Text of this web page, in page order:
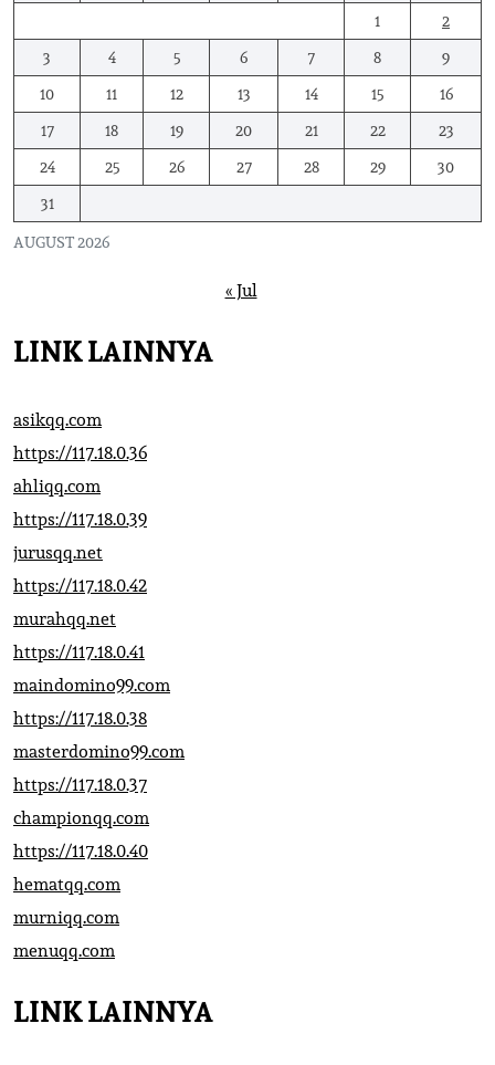
AUGUST 2026
1
2
3
4 5 6 7 8
9
10
11 12 13 14 15
16
17
18 19 20 21 22
23
24
25 26 27 28 29
30
31
« Jul
LINK LAINNYA
asikqq.com
https://117.18.0.36
ahliqq.com
https://117.18.0.39
jurusqq.net
https://117.18.0.42
murahqq.net
https://117.18.0.41
maindomino99.com
https://117.18.0.38
masterdomino99.com
https://117.18.0.37
championqq.com
https://117.18.0.40
hematqq.com
murniqq.com
menuqq.com
LINK LAINNYA